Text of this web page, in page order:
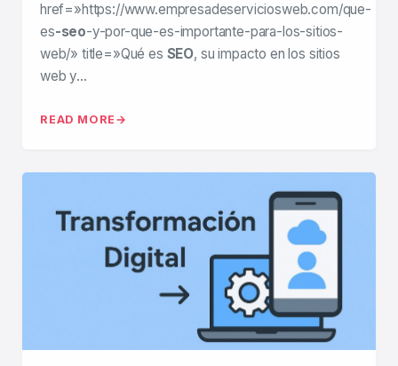
href=»https://www.empresadeserviciosweb.com/que-
es-seo-y-por-que-es-importante-para-los-sitios-
web/» title=»Qué es SEO, su impacto en los sitios
web y…
READ MORE